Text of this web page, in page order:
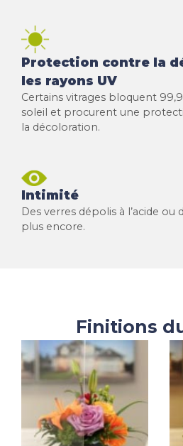
Protection contre la
les rayons UV
Certains vitrages bloquent
soleil et procurent une
la décoloration.
Intimité
Des verres dépolis à l’acide
plus encore.
Finitions